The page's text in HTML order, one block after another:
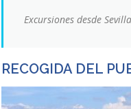
Excursiones desde
RECOGIDA DEL